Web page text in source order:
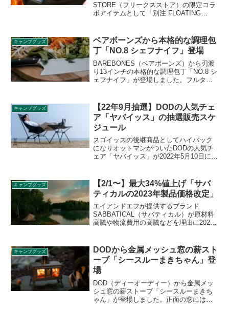
STORE（フリークスストア）の限定コラ
ボアイテムとして「別注 FLOATING
しました。防水性と防塵性が高く、海や
川、プールなどで安心してスマートフォ
ンを携帯できます。詳細をレビューしま
す。
キャンプグッズ
ベアボーンズから本格的な調理包
丁「NO.8 シェフナイフ」登場
BAREBONES（ベアボーンズ）から刃渡
り13インチの本格的な調理包丁「NO.8 シ
ェフナイフ」が登場しました。フルタン
す。詳細をレビューします。
キャンプグッズ
【22年9月抽選】DODの人気チェ
ア「ヤバイッス」の抽選販売スケ
ジュール
スゴイッスの後継商品としてハイバック
になりオットマンがついたDODの人気チ
ェア「ヤバイッス」が2022年5月10日に発
ります。詳細をレビューします。
キャンプグッズ
【2/1〜】最大34%値上げ「サバ
ティカルの2023年製品価格改定」
エイアンドエフが提供するブランド
SABBATICAL（サバティカル）が原材料
高騰や物流費用の高騰などを理由に2023
詳細をレビューします。
キャンプグッズ
DODから金属メッシュ窓の薪スト
ーブ「シースルーまきちゃん」登
場
DOD（ディーオーディー）から金属メッ
シュ窓の薪ストーブ「シースルーまきち
ゃん」が登場しました。正面の窓には金